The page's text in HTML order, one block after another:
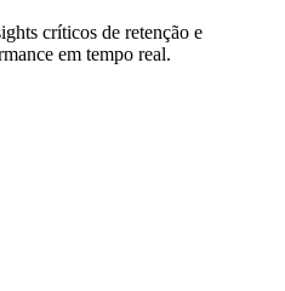
críticos de retenção e
em tempo real.